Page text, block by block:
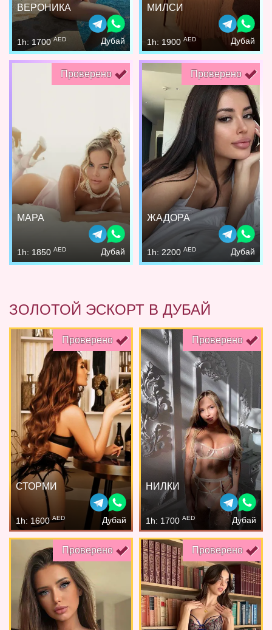
ВЕРОНИКА
1h: 1700 AED Дубай
МИЛСИ
1h: 1900 AED Дубай
Проверено
МАРА
1h: 1850 AED Дубай
Проверено
ЖАДОРА
1h: 2200 AED Дубай
ЗОЛОТОЙ ЭСКОРТ В ДУБАЙ
Проверено
СТОРМИ
1h: 1600AED Дубай
Проверено
НИЛКИ
1h: 1700 AED Дубай
Проверено Проверено